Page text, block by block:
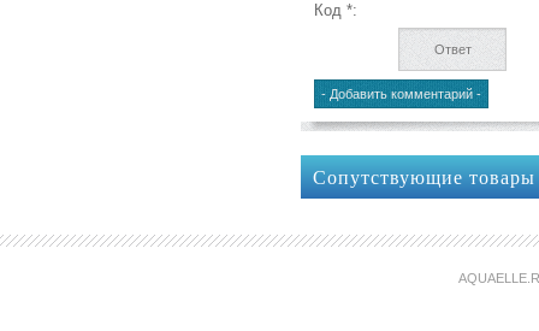
Код *:
Сопутствующие товары